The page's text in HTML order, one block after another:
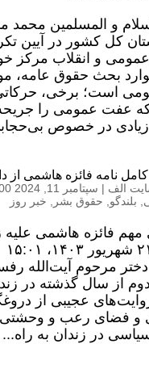
و المسلمین محمد
کل کشور در آیین
عمومی و انقلاب مرکز
بحث حقوق عامه،
است؛ برخی،
عفت عمومی را
زیادی در خصوص
نامه فائزه هاشمی از
الف | سپتامبر 11, 2024 7:00 ب.ظ
بلندگو حقوق بشر خبر روز
مهم فائزه هاشمی علیه
مرحوم آیت‌الله
دوم از سال گذشته در
عجیبی از
و فضای رعب و
سیاسی در زندان به راه...